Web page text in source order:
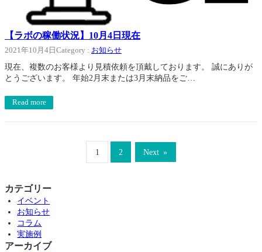
【ラボの稼働状況】10月4日現在
2021年10月4日 Category : お知らせ
現在、複数のお客様より見積依頼を頂戴しております。 誠にありが
とうございます。 年始2月末または3月末納品をご…
Read more
1 2 Next »
カテゴリー
イベント
お知らせ
コラム
実施例
アーカイブ